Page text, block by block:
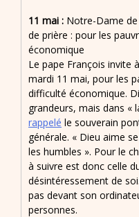
11 mai : Notre-Dame
de prière : pour les
économique
Le pape François invite
mardi 11 mai, pour les
difficulté économique.
grandeurs, mais dans «
rappelé le souverain
générale. « Dieu aime
les humbles ». Pour le
à suivre est donc celle
désintéressement de
pas devant son
personnes.